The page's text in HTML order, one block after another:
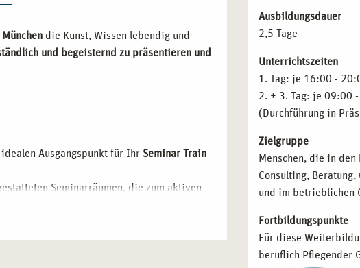
die Kunst, Wissen lebendig und
und begeisternd zu präsentieren und
Ausgangspunkt für Ihr Seminar Train
Seminarräumen, die zum aktiven
Ausbildungsdauer
2,5 Tage
Unterrichtszeiten
1. Tag: je 16:00 -
2. + 3. Tag: je 09:00
(Durchführung in
Zielgruppe
Menschen, die in den
Consulting,
und im betrieblichen
Fortbildungspunkte
Für diese
beruflich Pflegender